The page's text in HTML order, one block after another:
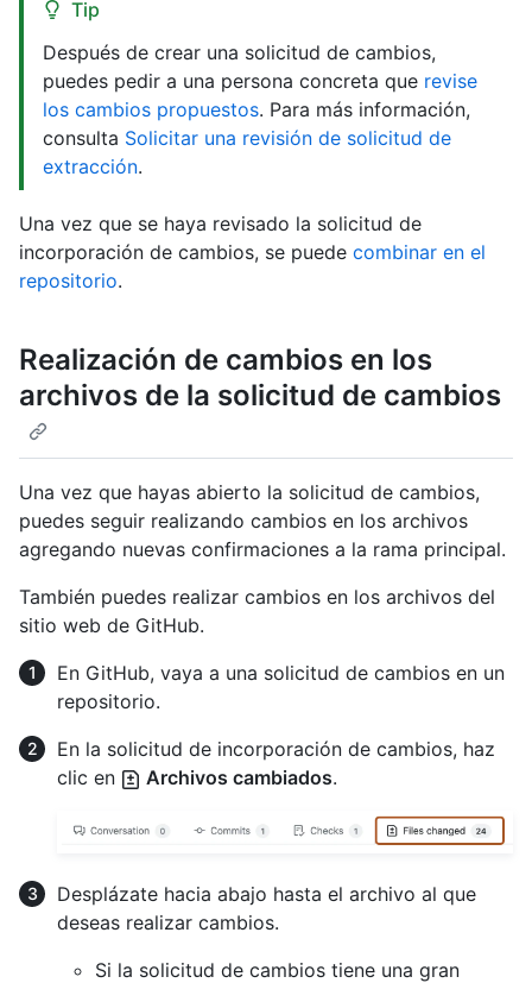
Tip
Después de crear una solicitud de cambios,
puedes pedir a una persona concreta que revise
los cambios propuestos. Para más información,
consulta Solicitar una revisión de solicitud de
extracción.
Una vez que se haya revisado la solicitud de
incorporación de cambios, se puede combinar en el
repositorio.
Realización de cambios en los
archivos de la solicitud de cambios
Una vez que hayas abierto la solicitud de cambios,
puedes seguir realizando cambios en los archivos
agregando nuevas confirmaciones a la rama principal.
También puedes realizar cambios en los archivos del
sitio web de GitHub.
En GitHub, vaya a una solicitud de cambios en un
repositorio.
En la solicitud de incorporación de cambios, haz
clic en
Archivos cambiados.
Desplázate hacia abajo hasta el archivo al que
deseas realizar cambios.
Si la solicitud de cambios tiene una gran